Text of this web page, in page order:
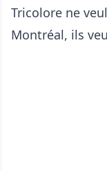
Tricolore ne
Montréal, ils